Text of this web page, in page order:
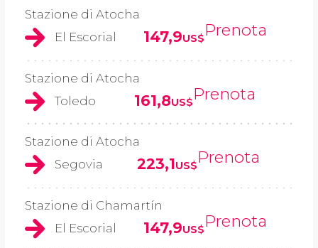
Stazione di Atocha
El Escorial
147,9US$Prenota
Stazione di Atocha
Toledo
161,8US$Prenota
Stazione di Atocha
Segovia
223,1US$Prenota
Stazione di Chamartín
El Escorial
147,9US$Prenota